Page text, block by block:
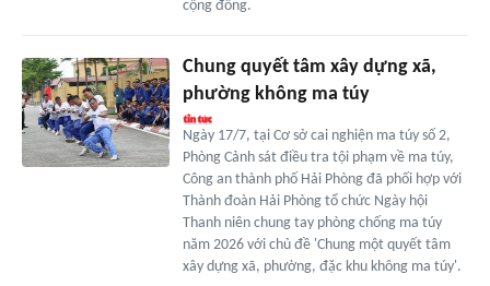
cộng đồng.
Chung quyết tâm xây dựng xã,
phường không ma túy
Ngày 17/7, tại Cơ sở cai nghiện ma túy số 2,
Phòng Cảnh sát điều tra tội phạm về ma túy,
Công an thành phố Hải Phòng đã phối hợp với
Thành đoàn Hải Phòng tổ chức Ngày hội
Thanh niên chung tay phòng chống ma túy
năm 2026 với chủ đề 'Chung một quyết tâm
xây dựng xã, phường, đặc khu không ma túy'.